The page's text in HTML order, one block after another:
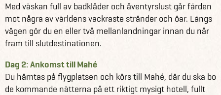
Med väskan full av badkläder och äventyrslust går färden
mot några av världens vackraste stränder och öar. Längs
vägen gör du en eller två mellanlandningar innan du når
fram till slutdestinationen.
Dag 2: Ankomst till Mahé
Du hämtas på flygplatsen och körs till Mahé, där du ska bo
de kommande nätterna på ett riktigt mysigt hotell, fullt